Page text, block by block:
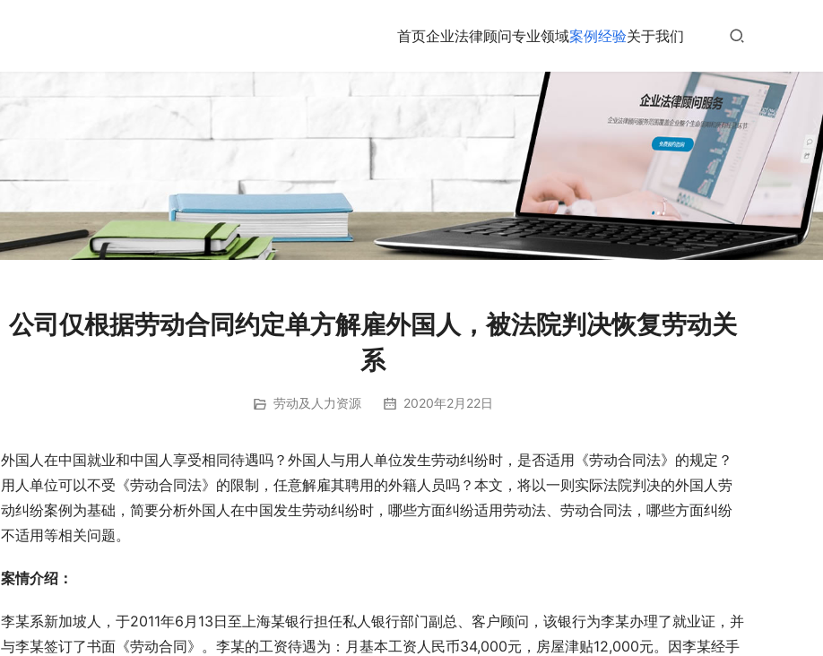
首页企业法律顾问专业领域案例经验关于我们
公司仅根据劳动合同约定单方解雇外国人，被法院判决恢复劳动关
系
劳动及人力资源 2020年2月22日
外国人在中国就业和中国人享受相同待遇吗？外国人与用人单位发生劳动纠纷时，是否适用《劳动合同法》的规定？
用人单位可以不受《劳动合同法》的限制，任意解雇其聘用的外籍人员吗？本文，将以一则实际法院判决的外国人劳
动纠纷案例为基础，简要分析外国人在中国发生劳动纠纷时，哪些方面纠纷适用劳动法、劳动合同法，哪些方面纠纷
不适用等相关问题。
案情介绍：
李某系新加坡人，于2011年6月13日至上海某银行担任私人银行部门副总、客户顾问，该银行为李某办理了就业证，并
与李某签订了书面《劳动合同》。李某的工资待遇为：月基本工资人民币34,000元，房屋津贴12,000元。因李某经手